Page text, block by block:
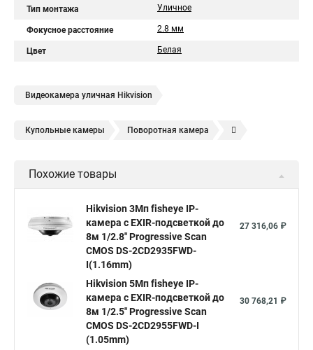
Тип монтажа Уличное
Фокусное расстояние 2.8 мм
Цвет Белая
Видеокамера уличная Hikvision
Купольные камеры Поворотная камера
Камера видеонаблюдения hikvision
Hikvision купить Hikvision уличная ip камера
Hikvision poe
Hikvision 2 8 mm Hikvision camera Hikvision 2cd1148 i b
Видеонаблюдение Ip видеокамеры
Hikvision 2cd2142fwd
Похожие товары
Hikvision 3Мп fisheye IP-
камера c EXIR-подсветкой до
8м 1/2.8" Progressive Scan
CMOS DS-2CD2935FWD-
I(1.16mm)
27 316,06 ₽
Hikvision 5Мп fisheye IP-
камера c EXIR-подсветкой до
8м 1/2.5" Progressive Scan
CMOS DS-2CD2955FWD-I
(1.05mm)
30 768,21 ₽